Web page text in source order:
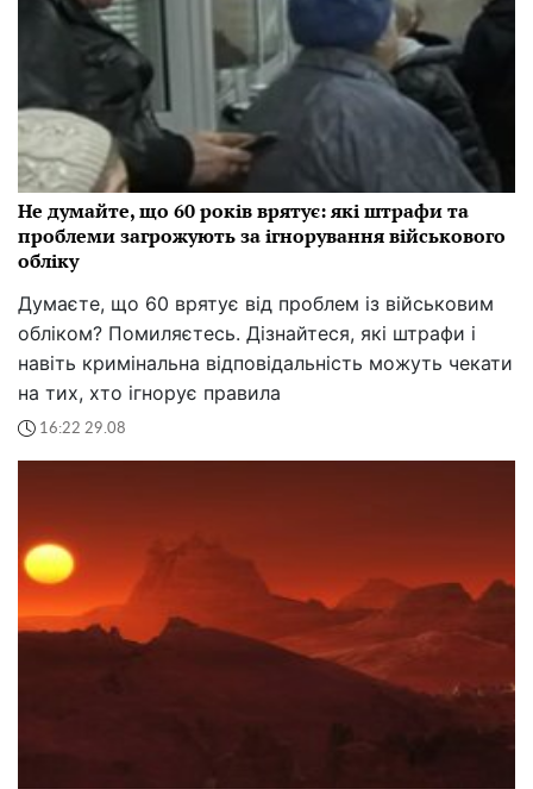
Не думайте, що 60 років врятує: які штрафи та
проблеми загрожують за ігнорування військового
обліку
Думаєте, що 60 врятує від проблем із військовим
обліком? Помиляєтесь. Дізнайтеся, які штрафи і
навіть кримінальна відповідальність можуть чекати
на тих, хто ігнорує правила
16:22 29.08